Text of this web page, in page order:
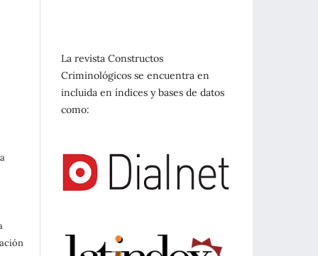
La revista Constructos
Criminológicos se encuentra en
incluida en índices y bases de datos
como: